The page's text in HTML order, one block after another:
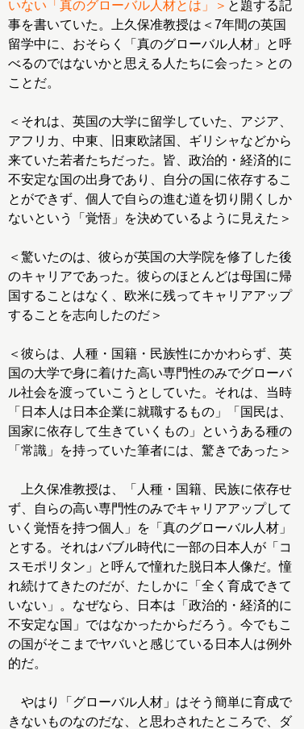
いない「真のグローバル人材とは」＞ と題する記
事を書いていた。上久保准教授は＜7年間の英国
留学中に、おそらく「真のグローバル人材」と呼
べるのではないかと思える人たちに会った＞との
ことだ。
＜それは、英国の大学に留学していた、アジア、
アフリカ、中東、旧東欧諸国、ギリシャなどから
来ていた若者たちだった。皆、政治的・経済的に
不安定な国の出身であり、自分の国に依存するこ
とができず、個人で自らの進む道を切り開くしか
ないという「覚悟」を決めているように見えた＞
＜驚いたのは、彼らが英国の大学院を修了した後
のキャリアであった。彼らのほとんどは母国に帰
国することはなく、欧米に残ってキャリアアップ
することを志向したのだ＞
＜彼らは、人種・国籍・民族性にかかわらず、英
国の大学で身に着けた高い専門性のみでグローバ
ル社会を渡っていこうとしていた。それは、当時
「日本人は日本企業に就職するもの」「国民は、
国家に依存して生きていくもの」というある種の
「常識」を持っていた筆者には、驚きであった＞
上久保准教授は、「人種・国籍、民族に依存せ
ず、自らの高い専門性のみでキャリアアップして
いく覚悟を持つ個人」を「真のグローバル人材」
とする。それはバブル時代に一部の日本人が「コ
スモポリタン」と呼んで憧れた脱日本人像だ。憧
れ続けてきたのだが、たしかに「全く育成できて
いない」。なぜなら、日本は「政治的・経済的に
不安定な国」ではなかったからだろう。今でもこ
の国がそこまでヤバいと感じている日本人は例外
的だ。
やはり「グローバル人材」はそう簡単に育成で
きないものなのだな、と思わされたところで、ダ